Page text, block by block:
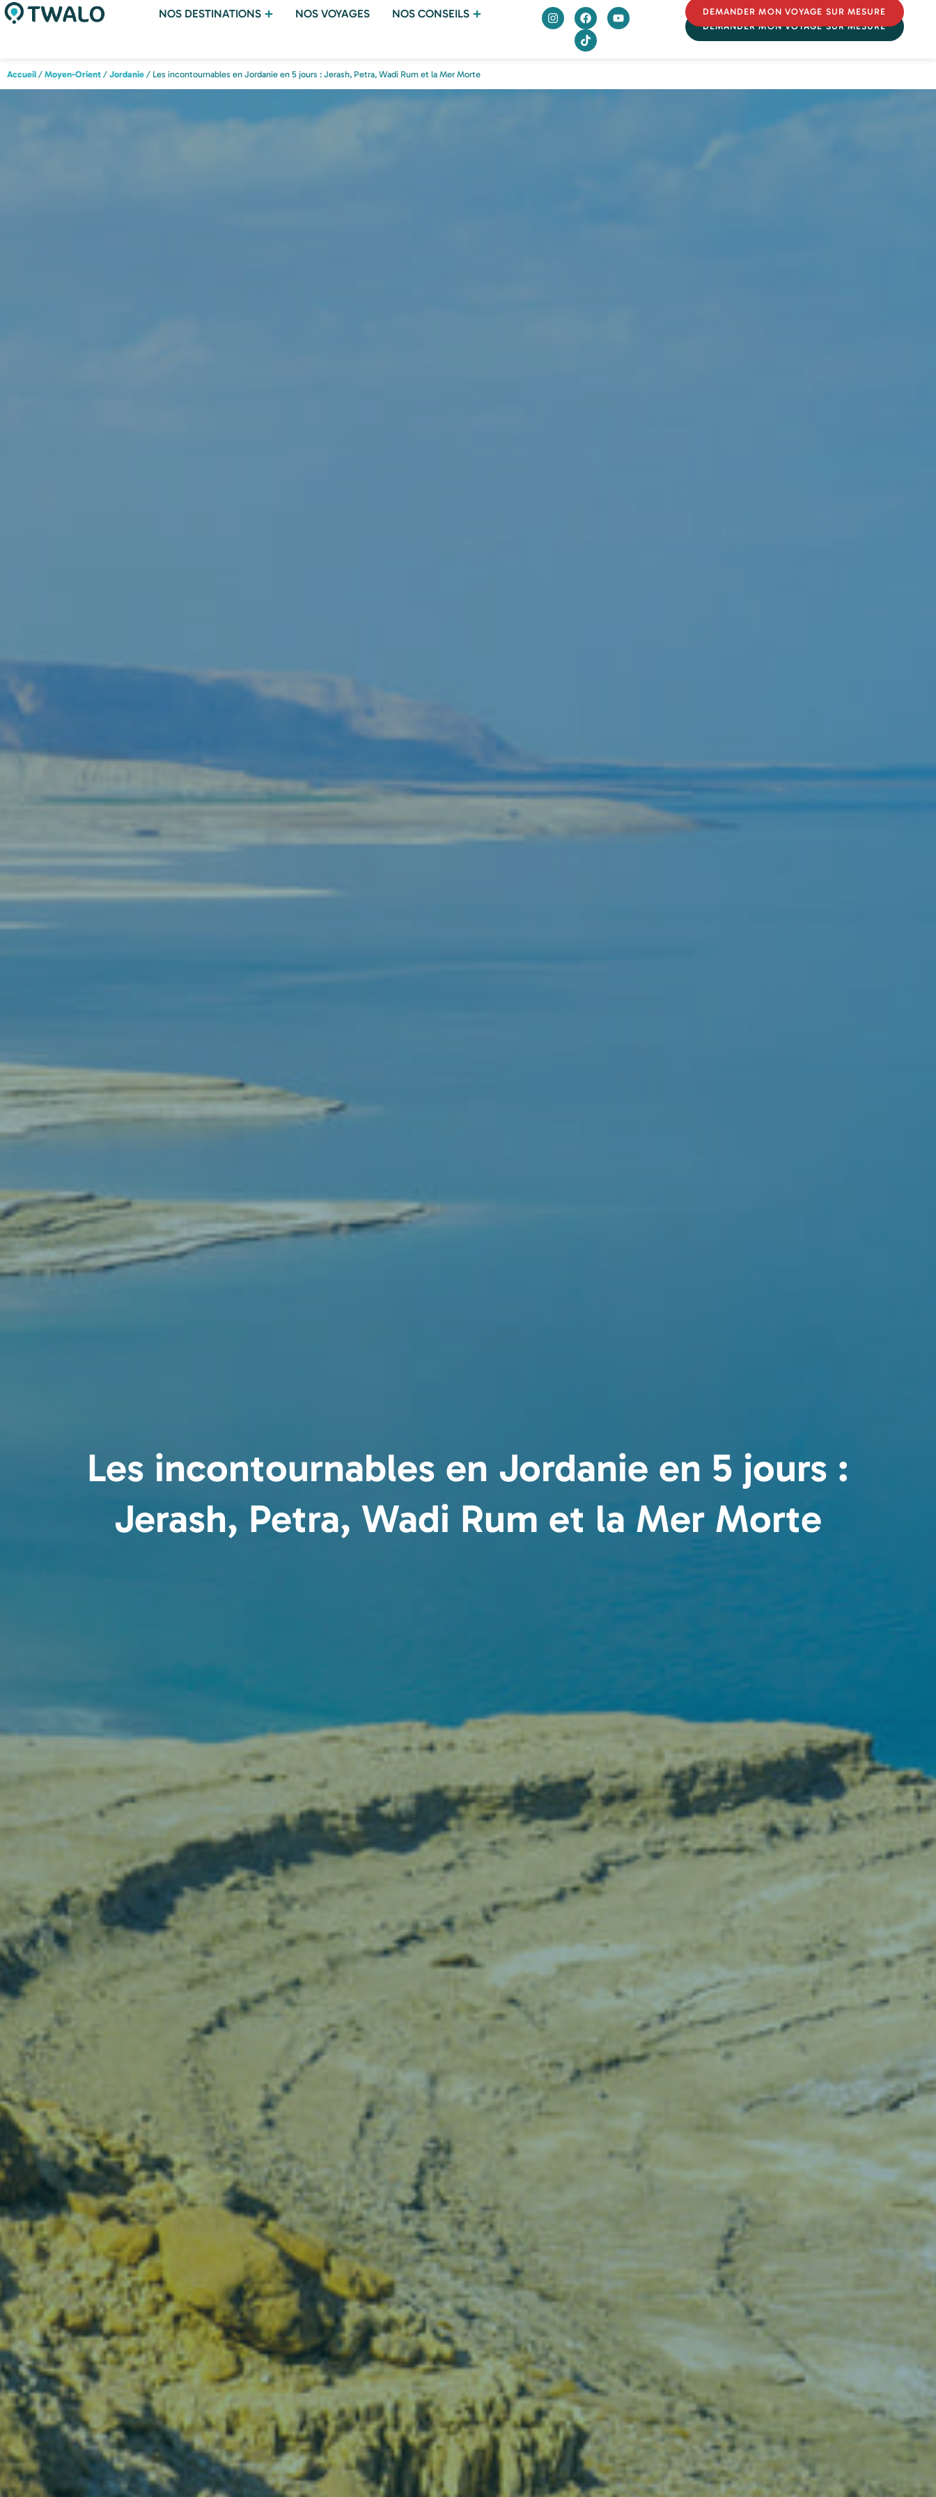
NOS DESTINATIONS NOS VOYAGES NOS CONSEILS
DEMANDER MON VOYAGE SUR MESURE
DEMANDER MON VOYAGE SUR MESURE
Accueil/ Moyen-Orient / Jordanie / Les incontournables en Jordanie en 5 jours : Jerash, Petra, Wadi Rum et la Mer Morte
Les incontournables en Jordanie en 5 jours :
Jerash, Petra, Wadi Rum et la Mer Morte